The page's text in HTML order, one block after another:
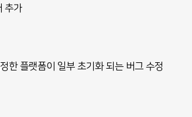
추가
한 플랫폼이 일부 초기화 되는 버그 수정